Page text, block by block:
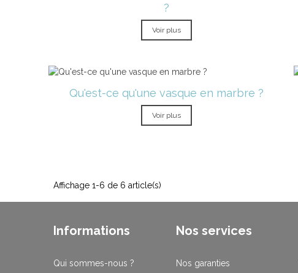
?
Voir plus
Qu'est-ce qu'une vasque en marbre ?
Voir plus
Affichage 1-6 de 6 article(s)
Informations
Qui sommes-nous ?
Nos services
Nos garanties